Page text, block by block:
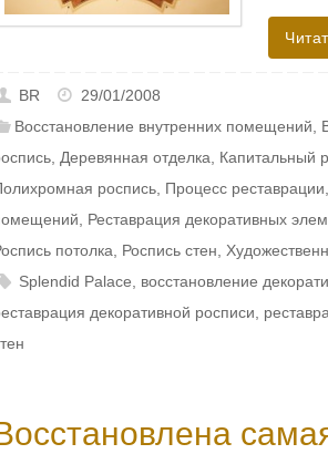
BR
29/01/2008
Восстановление внутренних помещений
Деревянная отделка Капитальный
роспись Процесс реставрации
Реставрация декоративных
потолка
Роспись стен
Splendid Palace
восстановление
декоративной росписи